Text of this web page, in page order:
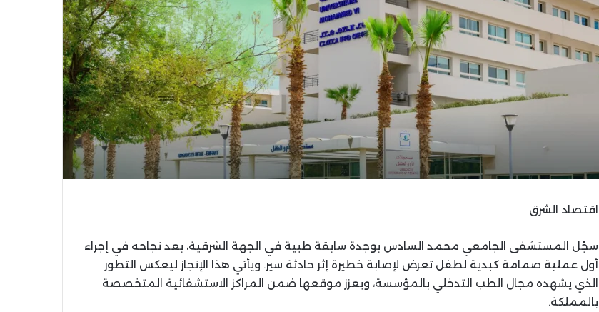
اقتصاد الشرق
سجّل المستشفى الجامعي محمد السادس بوجدة سابقة طبية في الجهة الشرقية، بعد نجاحه في إجراء
أول عملية صمامة كبدية لطفل تعرض لإصابة خطيرة إثر حادثة سير. ويأتي هذا الإنجاز ليعكس التطور
الذي يشهده مجال الطب التدخلي بالمؤسسة، ويعزز موقعها ضمن المراكز الاستشفائية المتخصصة
بالمملكة.